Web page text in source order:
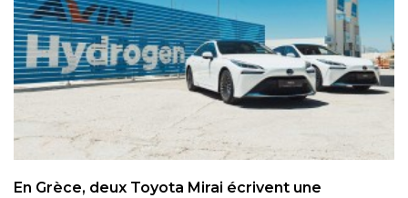
En Grèce, deux Toyota Mirai écrivent une